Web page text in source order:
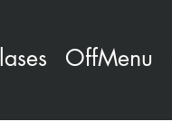
OffMenu